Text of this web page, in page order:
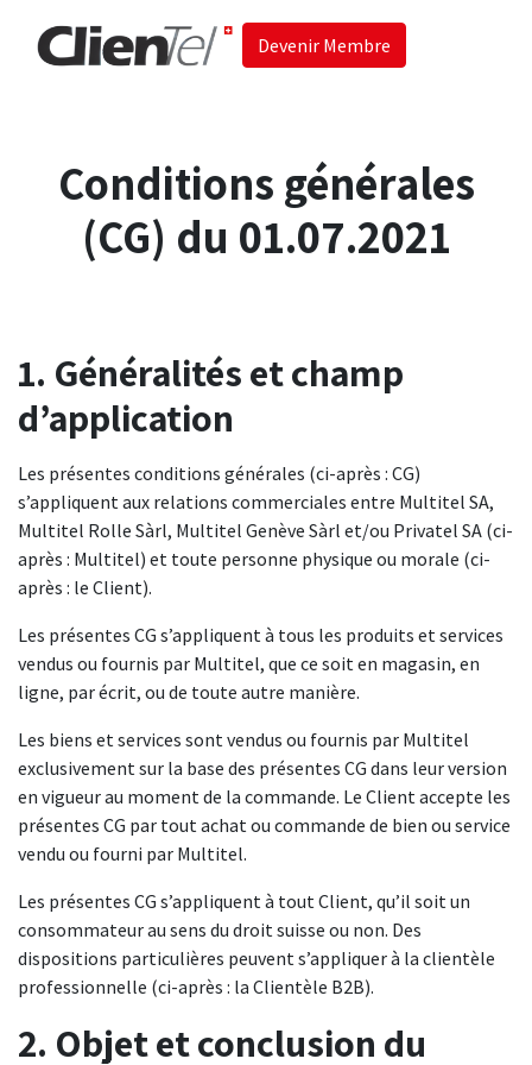
Devenir Membre
Conditions générales
(CG) du 01.07.2021
1. Généralités et champ
d’application
Les présentes conditions générales (ci-après : CG)
s’appliquent aux relations commerciales entre Multitel SA,
Multitel Rolle Sàrl, Multitel Genève Sàrl et/ou Privatel SA (ci-
après : Multitel) et toute personne physique ou morale (ci-
après : le Client).
Les présentes CG s’appliquent à tous les produits et services
vendus ou fournis par Multitel, que ce soit en magasin, en
ligne, par écrit, ou de toute autre manière.
Les biens et services sont vendus ou fournis par Multitel
exclusivement sur la base des présentes CG dans leur version
en vigueur au moment de la commande. Le Client accepte les
présentes CG par tout achat ou commande de bien ou service
vendu ou fourni par Multitel.
Les présentes CG s’appliquent à tout Client, qu’il soit un
consommateur au sens du droit suisse ou non. Des
dispositions particulières peuvent s’appliquer à la clientèle
professionnelle (ci-après : la Clientèle B2B).
2. Objet et conclusion du